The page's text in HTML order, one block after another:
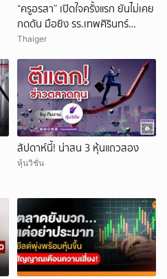
“ครูอรสา” เปิดใจครั้งแรก ยันไม่เคย
กดดัน มือยิง รร.เทพศิรินทร์
นนทบุรี
Thaiger
สัปดาห์นี้! น่าสน 3 หุ้นแถวสอง
หุ้นวิชั่น